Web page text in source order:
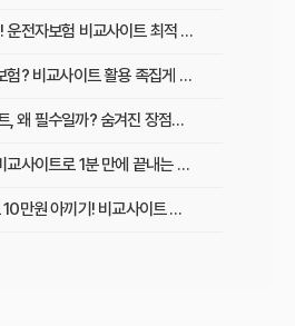
초보부터 베테랑까지! 운전자보험 비교사이트 최적 활용법과 맞춤 플랜
내게 딱 맞는 운전자보험? 비교사이트 활용 족집게 가이드 & 성공 후기
운전자보험비교사이트, 왜 필수일까? 숨겨진 장점과 현명하게 활용하는 비법
복잡한 운전자보험, 비교사이트로 1분 만에 끝내는 최적 보험료 찾기
숨겨진 운전자보험료 10만원 아끼기! 비교사이트 활용법 이것부터 확인